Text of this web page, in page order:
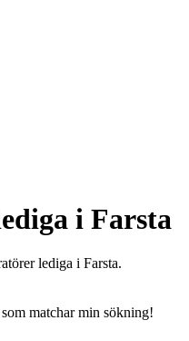
i Farsta
lediga i Farsta.
matchar min sökning!